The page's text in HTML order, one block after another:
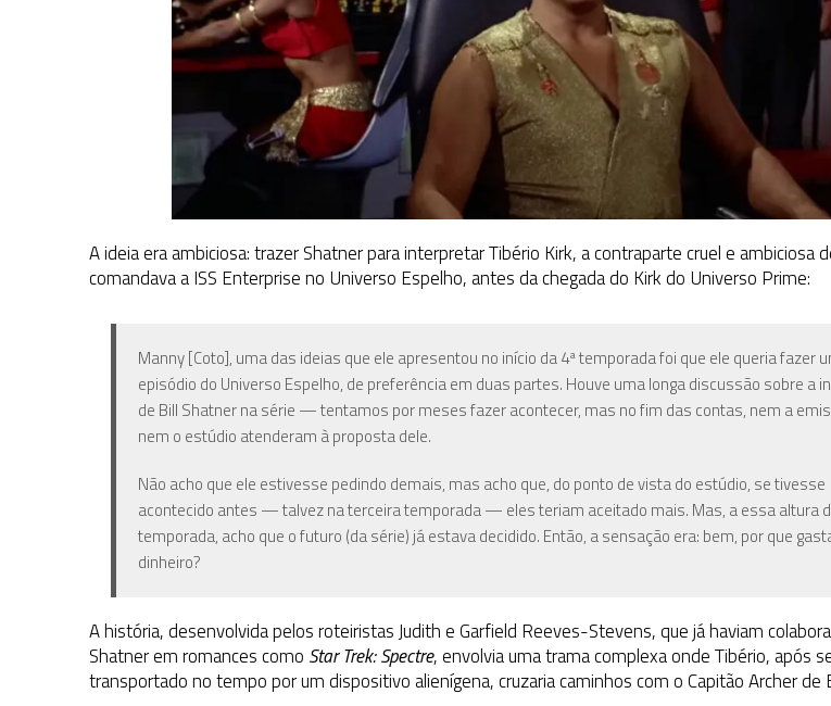
A ideia era ambiciosa: trazer Shatner para interpretar Tibério Kirk, a contraparte cruel e ambiciosa
comandava a ISS Enterprise no Universo Espelho, antes da chegada do Kirk do Universo Prime:
Manny [Coto], uma das ideias que ele apresentou no início da 4ª temporada foi que ele queria fazer
episódio do Universo Espelho, de preferência em duas partes. Houve uma longa discussão sobre a
de Bill Shatner na série — tentamos por meses fazer acontecer, mas no fim das contas, nem a
nem o estúdio atenderam à proposta dele.
Não acho que ele estivesse pedindo demais, mas acho que, do ponto de vista do estúdio, se tivesse
acontecido antes — talvez na terceira temporada — eles teriam aceitado mais. Mas, a essa altura
temporada, acho que o futuro (da série) já estava decidido. Então, a sensação era: bem, por que
dinheiro?
A história, desenvolvida pelos roteiristas Judith e Garfield Reeves-Stevens, que já haviam
Shatner em romances como Star Trek: Spectre, envolvia uma trama complexa onde Tibério, após
transportado no tempo por um dispositivo alienígena, cruzaria caminhos com o Capitão Archer de